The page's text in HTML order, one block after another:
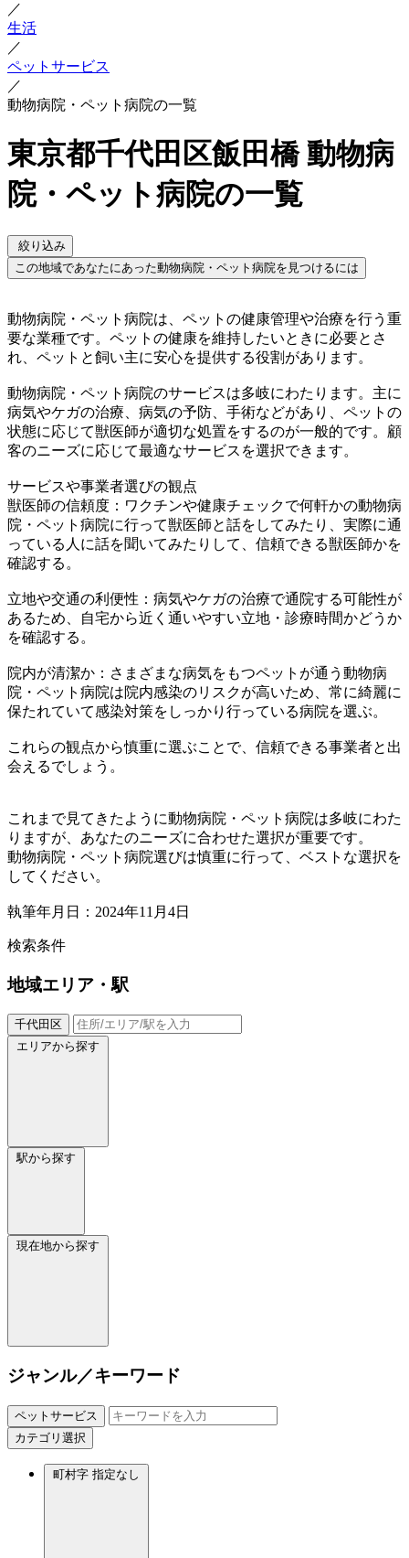
／
生活
／
ペットサービス
／
動物病院・ペット病院の一覧
東京都千代田区飯田橋 動物病
院・ペット病院の一覧
絞り込み
この地域であなたにあった動物病院・ペット病院を見つけるには
動物病院・ペット病院は、ペットの健康管理や治療を行う重
要な業種です。ペットの健康を維持したいときに必要とさ
れ、ペットと飼い主に安心を提供する役割があります。
動物病院・ペット病院のサービスは多岐にわたります。主に
病気やケガの治療、病気の予防、手術などがあり、ペットの
状態に応じて獣医師が適切な処置をするのが一般的です。顧
客のニーズに応じて最適なサービスを選択できます。
サービスや事業者選びの観点
獣医師の信頼度：ワクチンや健康チェックで何軒かの動物病
院・ペット病院に行って獣医師と話をしてみたり、実際に通
っている人に話を聞いてみたりして、信頼できる獣医師かを
確認する。
立地や交通の利便性：病気やケガの治療で通院する可能性が
あるため、自宅から近く通いやすい立地・診療時間かどうか
を確認する。
院内が清潔か：さまざまな病気をもつペットが通う動物病
院・ペット病院は院内感染のリスクが高いため、常に綺麗に
保たれていて感染対策をしっかり行っている病院を選ぶ。
これらの観点から慎重に選ぶことで、信頼できる事業者と出
会えるでしょう。
これまで見てきたように動物病院・ペット病院は多岐にわた
りますが、あなたのニーズに合わせた選択が重要です。
動物病院・ペット病院選びは慎重に行って、ベストな選択を
してください。
執筆年月日：2024年11月4日
検索条件
地域エリア・駅
千代田区
エリアから探す
駅から探す
現在地から探す
ジャンル／キーワード
ペットサービス
カテゴリ選択
町村字 指定なし